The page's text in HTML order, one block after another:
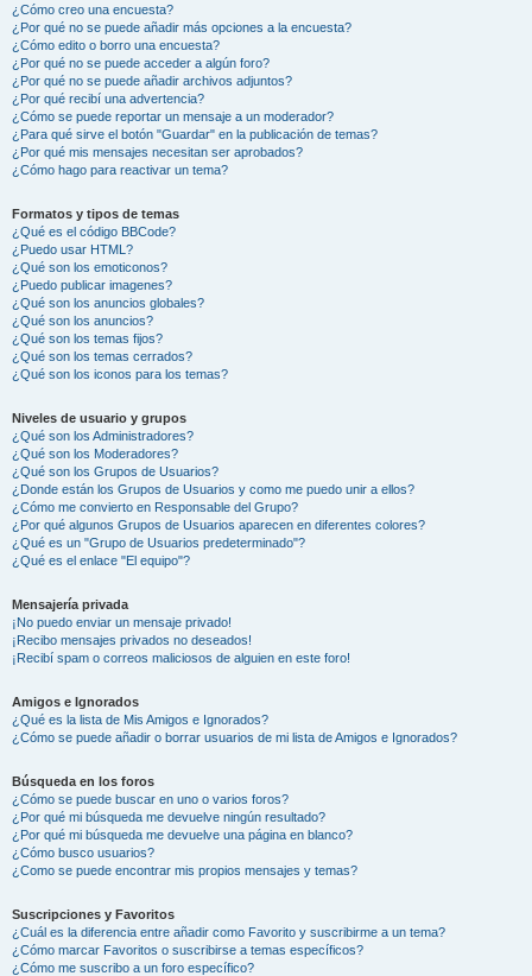
¿Cómo creo una encuesta?
¿Por qué no se puede añadir más opciones a la encuesta?
¿Cómo edito o borro una encuesta?
¿Por qué no se puede acceder a algún foro?
¿Por qué no se puede añadir archivos adjuntos?
¿Por qué recibí una advertencia?
¿Cómo se puede reportar un mensaje a un moderador?
¿Para qué sirve el botón "Guardar" en la publicación de temas?
¿Por qué mis mensajes necesitan ser aprobados?
¿Cómo hago para reactivar un tema?
Formatos y tipos de temas
¿Qué es el código BBCode?
¿Puedo usar HTML?
¿Qué son los emoticonos?
¿Puedo publicar imagenes?
¿Qué son los anuncios globales?
¿Qué son los anuncios?
¿Qué son los temas fijos?
¿Qué son los temas cerrados?
¿Qué son los iconos para los temas?
Niveles de usuario y grupos
¿Qué son los Administradores?
¿Qué son los Moderadores?
¿Qué son los Grupos de Usuarios?
¿Donde están los Grupos de Usuarios y como me puedo unir a ellos?
¿Cómo me convierto en Responsable del Grupo?
¿Por qué algunos Grupos de Usuarios aparecen en diferentes colores?
¿Qué es un "Grupo de Usuarios predeterminado"?
¿Qué es el enlace "El equipo"?
Mensajería privada
¡No puedo enviar un mensaje privado!
¡Recibo mensajes privados no deseados!
¡Recibí spam o correos maliciosos de alguien en este foro!
Amigos e Ignorados
¿Qué es la lista de Mis Amigos e Ignorados?
¿Cómo se puede añadir o borrar usuarios de mi lista de Amigos e Ignorados?
Búsqueda en los foros
¿Cómo se puede buscar en uno o varios foros?
¿Por qué mi búsqueda me devuelve ningún resultado?
¿Por qué mi búsqueda me devuelve una página en blanco?
¿Cómo busco usuarios?
¿Como se puede encontrar mis propios mensajes y temas?
Suscripciones y Favoritos
¿Cuál es la diferencia entre añadir como Favorito y suscribirme a un tema?
¿Cómo marcar Favoritos o suscribirse a temas específicos?
¿Cómo me suscribo a un foro específico?